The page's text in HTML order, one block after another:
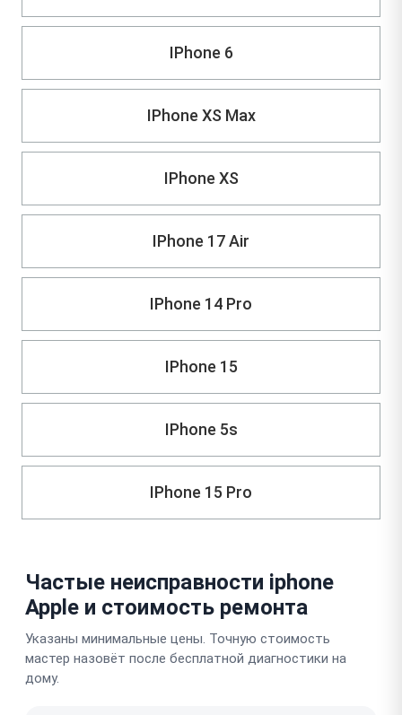
IPhone 6
IPhone XS Max
IPhone XS
IPhone 17 Air
IPhone 14 Pro
IPhone 15
IPhone 5s
IPhone 15 Pro
Частые неисправности iphone
Apple и стоимость ремонта
Указаны минимальные цены. Точную стоимость
мастер назовёт после бесплатной диагностики на
дому.